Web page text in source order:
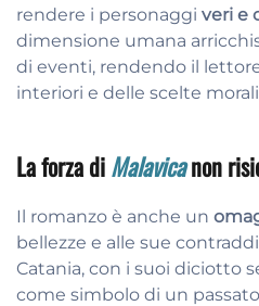
rendere i personaggi veri e
dimensione umana
di eventi, rendendo il
interiori e delle scelte
La forza diMalavicanon
Il romanzo è anche un
bellezze e alle sue
Catania, con i suoi diciotto
come simbolo di un